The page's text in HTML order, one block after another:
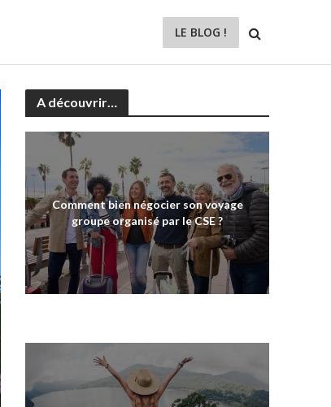
LE BLOG !
A découvrir…
Comment bien négocier son voyage
groupe organisé par le CSE ?